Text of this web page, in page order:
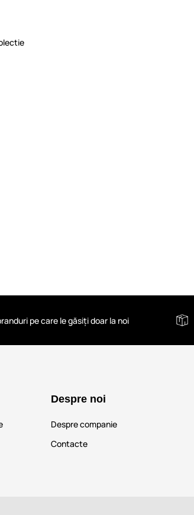
pe care le găsiți doar la noi
Despre noi
Despre companie
Contacte